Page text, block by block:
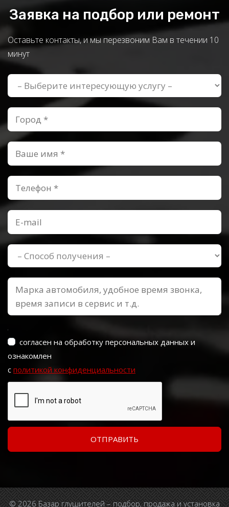
Заявка на подбор или ремонт
Оставьте контакты, и мы перезвоним Вам в течении 10
минут
согласен на обработку персональных данных и
ознакомлен
с политикой конфиденциальности
© 2026 Базар глушителей – подбор, продажа и установка